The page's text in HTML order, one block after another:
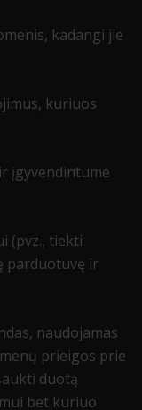
kadangi jie
kuriuos
įgyvendintume
(pvz., tiekti
parduotuvę ir
naudojamas
prieigos prie
duotą
bet kuriuo